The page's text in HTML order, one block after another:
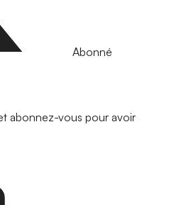
Abonné
abonnez-vous pour avoir